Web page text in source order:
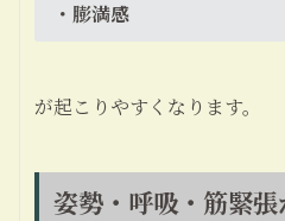
・膨満感
が起こりやすくなります。
姿勢・呼吸・筋緊